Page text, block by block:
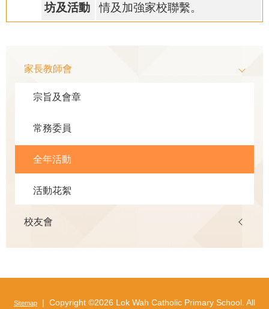
坊及活動
情及加強家校聯繫。
navigation
家長教師會
宗旨及會章
常務委員
全年活動
活動花絮
校友會
Sitemap | Copyright ©2026 Lok Wah Catholic Primary School. All